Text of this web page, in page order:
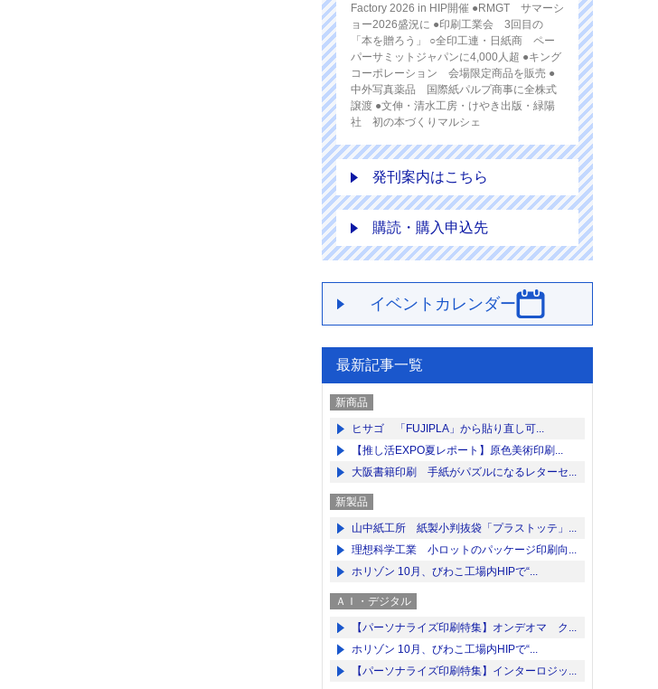
Factory 2026 in HIP開催 ●RMGT サマーシ
ョー2026盛況に ●印刷工業会 3回目の
「本を贈ろう」 ○全印工連・日紙商 ペー
パーサミットジャパンに4,000人超 ●キング
コーポレーション 会場限定商品を販売 ●
中外写真薬品 国際紙パルプ商事に全株式
譲渡 ●文伸・清水工房・けやき出版・緑陽
社 初の本づくりマルシェ
発刊案内はこちら
購読・購入申込先
イベントカレンダー
最新記事一覧
新商品
ヒサゴ 「FUJIPLA」から貼り直し可...
【推し活EXPO夏レポート】原色美術印刷...
大阪書籍印刷 手紙がパズルになるレターセ...
新製品
山中紙工所 紙製小判抜袋「プラストッテ」...
理想科学工業 小ロットのパッケージ印刷向...
ホリゾン 10月、びわこ工場内HIPで“...
ＡＩ・デジタル
【パーソナライズ印刷特集】オンデオマ ク...
ホリゾン 10月、びわこ工場内HIPで“...
【パーソナライズ印刷特集】インターロジッ...